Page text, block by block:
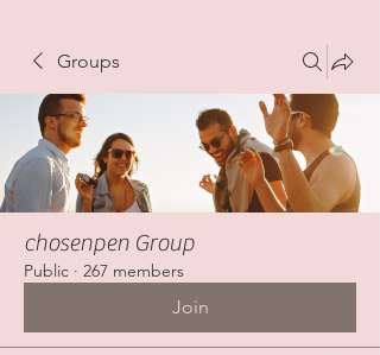
Groups
chosenpen Group
Public · 267 members
Join